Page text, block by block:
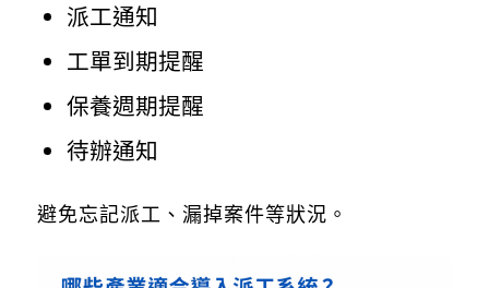
派工通知
工單到期提醒
保養週期提醒
待辦通知
避免忘記派工、漏掉案件等狀況。